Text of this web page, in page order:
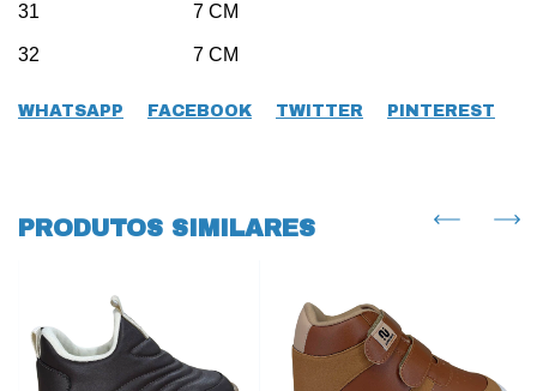
31 7 CM
32 7 CM
WHATSAPP FACEBOOK TWITTER PINTEREST
PRODUTOS SIMILARES